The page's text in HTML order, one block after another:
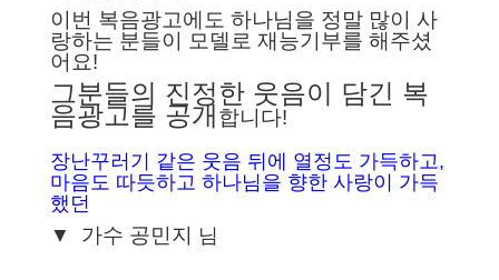
이번 복음광고에도 하나님을 정말 많이 사
랑하는 분들이 모델로 재능기부를 해주셨
어요!
그분들의 진정한 웃음이 담긴 복
음광고를 공개 합니다!
장난꾸러기 같은 웃음 뒤에 열정도 가득하고,
마음도 따듯하고 하나님을 향한 사랑이 가득
했던
▼ 가수 공민지 님